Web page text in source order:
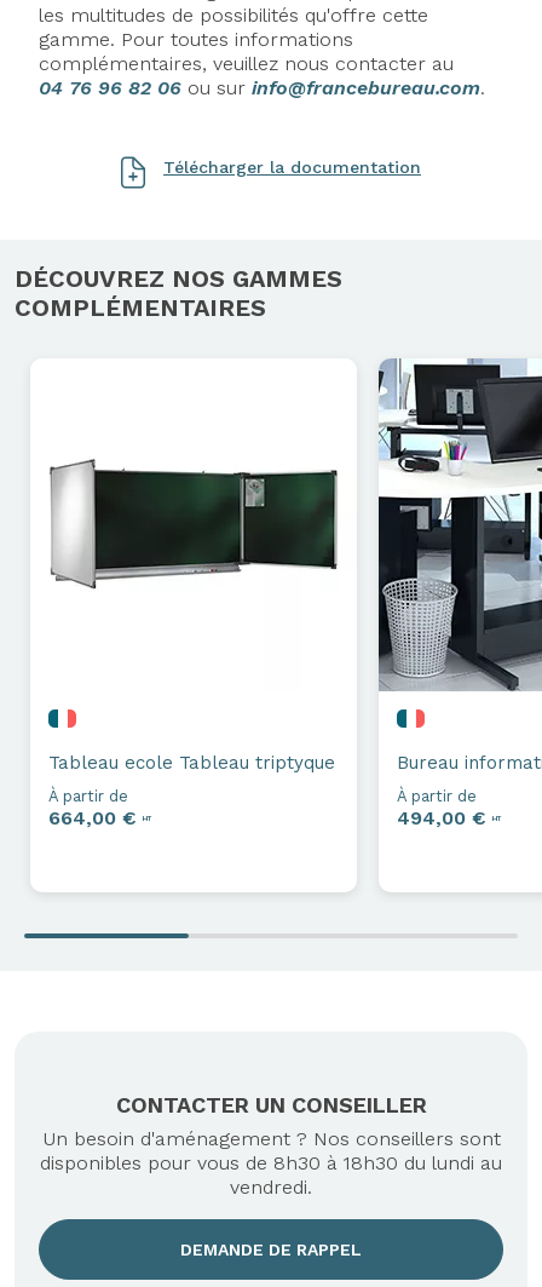
les multitudes de possibilités qu'offre cette
gamme. Pour toutes informations
complémentaires, veuillez nous contacter au
04 76 96 82 06 ou sur info@francebureau.com.
Télécharger la documentation
DÉCOUVREZ NOS GAMMES
COMPLÉMENTAIRES
Tableau ecole Tableau triptyque
À partir de
664,00 € HT
Bureau
À partir de
494,00 € HT
CONTACTER UN CONSEILLER
Un besoin d'aménagement ? Nos conseillers sont
disponibles pour vous de 8h30 à 18h30 du lundi au
vendredi.
DEMANDE DE RAPPEL